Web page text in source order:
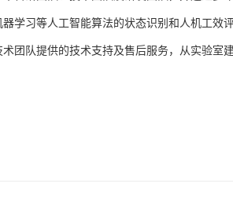
学习等人工智能算法的状态识别和人机工效
团队提供的技术支持及售后服务，从实验室